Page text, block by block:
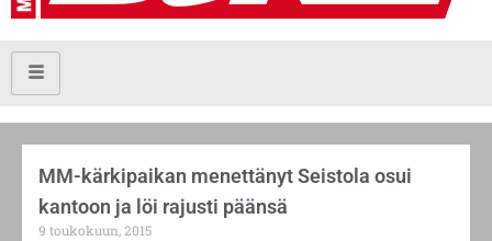
MM-kärkipaikan menettänyt Seistola osui
kantoon ja löi rajusti päänsä
9 toukokuun, 2015